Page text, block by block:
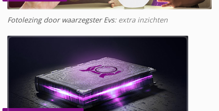
Fotolezing door waarzegster Evs: extra inzichten